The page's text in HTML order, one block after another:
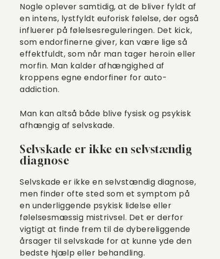
Nogle oplever samtidig, at de bliver fyldt af
en intens, lystfyldt euforisk følelse, der også
influerer på følelsesreguleringen. Det kick,
som endorfinerne giver, kan være lige så
effektfuldt, som når man tager heroin eller
morfin. Man kalder afhængighed af
kroppens egne endorfiner for auto-
addiction.
Man kan altså både blive fysisk og psykisk
afhængig af selvskade.
Selvskade er ikke en selvstændig
diagnose
Selvskade er ikke en selvstændig diagnose,
men finder ofte sted som et symptom på
en underliggende psykisk lidelse eller
følelsesmæssig mistrivsel. Det er derfor
vigtigt at finde frem til de dybereliggende
årsager til selvskade for at kunne yde den
bedste hjælp eller behandling.